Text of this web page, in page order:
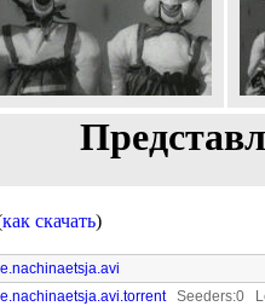
как скачать)
Seeders:0